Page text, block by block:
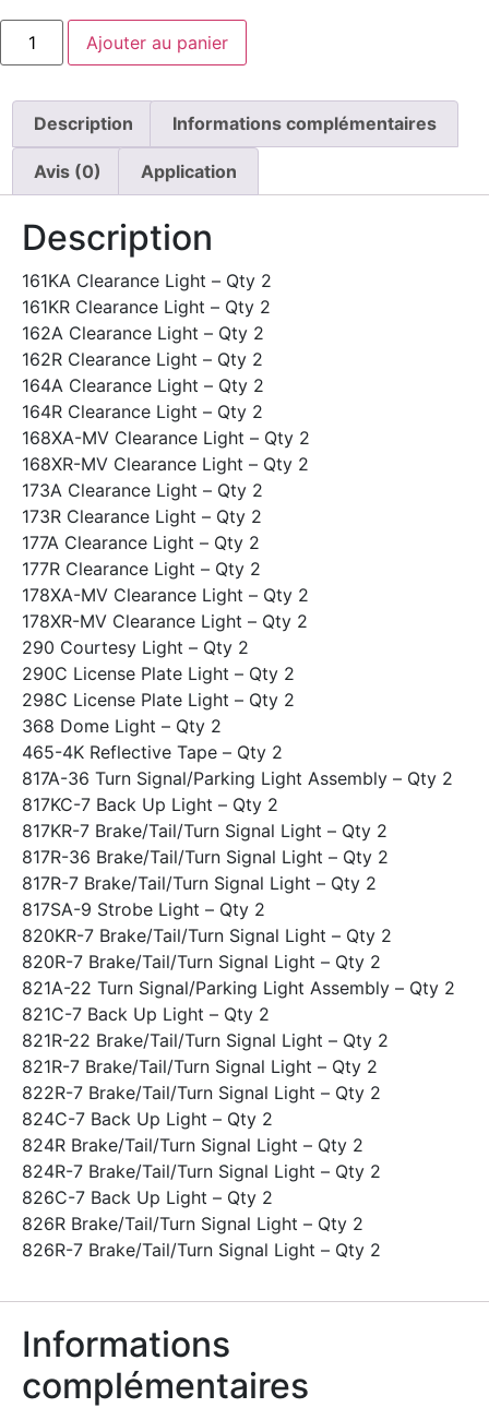
quantité
PRE-
Ajouter au panier
Description Informations complémentaires
Avis (0) Application
Description
161KA Clearance Light – Qty 2
161KR Clearance Light – Qty 2
162A Clearance Light – Qty 2
162R Clearance Light – Qty 2
164A Clearance Light – Qty 2
164R Clearance Light – Qty 2
168XA-MV Clearance Light – Qty 2
168XR-MV Clearance Light – Qty 2
173A Clearance Light – Qty 2
173R Clearance Light – Qty 2
177A Clearance Light – Qty 2
177R Clearance Light – Qty 2
178XA-MV Clearance Light – Qty 2
178XR-MV Clearance Light – Qty 2
290 Courtesy Light – Qty 2
290C License Plate Light – Qty 2
298C License Plate Light – Qty 2
368 Dome Light – Qty 2
465-4K Reflective Tape – Qty 2
817A-36 Turn Signal/Parking Light Assembly – Qty 2
817KC-7 Back Up Light – Qty 2
817KR-7 Brake/Tail/Turn Signal Light – Qty 2
817R-36 Brake/Tail/Turn Signal Light – Qty 2
817R-7 Brake/Tail/Turn Signal Light – Qty 2
817SA-9 Strobe Light – Qty 2
820KR-7 Brake/Tail/Turn Signal Light – Qty 2
820R-7 Brake/Tail/Turn Signal Light – Qty 2
821A-22 Turn Signal/Parking Light Assembly – Qty 2
821C-7 Back Up Light – Qty 2
821R-22 Brake/Tail/Turn Signal Light – Qty 2
821R-7 Brake/Tail/Turn Signal Light – Qty 2
822R-7 Brake/Tail/Turn Signal Light – Qty 2
824C-7 Back Up Light – Qty 2
824R Brake/Tail/Turn Signal Light – Qty 2
824R-7 Brake/Tail/Turn Signal Light – Qty 2
826C-7 Back Up Light – Qty 2
826R Brake/Tail/Turn Signal Light – Qty 2
826R-7 Brake/Tail/Turn Signal Light – Qty 2
Informations
complémentaires